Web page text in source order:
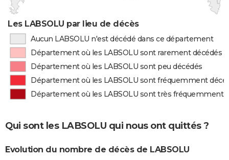
Les LABSOLU par lieu de décès
Aucun LABSOLU n'est décédé dans ce département
Département où les LABSOLU sont rarement décédés
Département où les LABSOLU sont peu décédés
Département où les LABSOLU sont fréquemment
Département où les LABSOLU sont très fréquemment
Qui sont les LABSOLU qui nous ont quittés ?
Evolution du nombre de décès de LABSOLU